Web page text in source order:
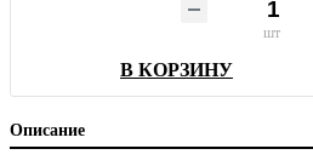
шт
В КОРЗИНУ
Описание